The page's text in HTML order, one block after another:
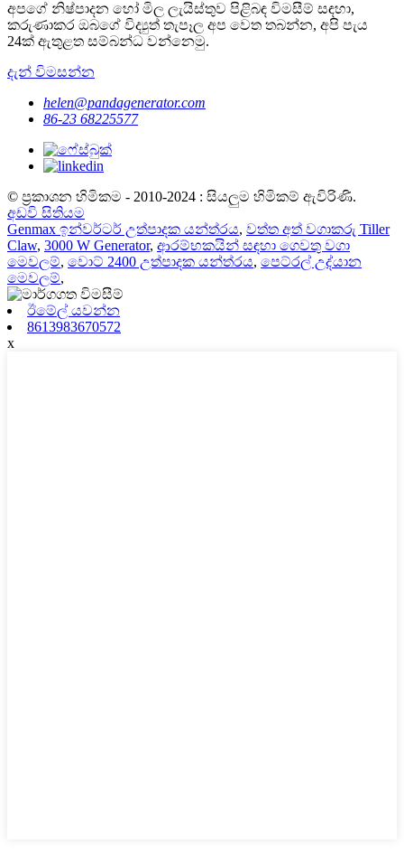
අපගේ නිෂ්පාදන හෝ මිල ලැයිස්තුව පිළිබඳ විමසීම් සඳහා,
කරුණාකර ඔබගේ විද්‍යුත් තැපෑල අප වෙත තබන්න, අපි පැය
24ක් ඇතුළත සම්බන්ධ වන්නෙමු.
දැන් විමසන්න
helen@pandagenerator.com
86-23 68225577
© ප්‍රකාශන හිමිකම - 2010-2024 : සියලුම හිමිකම් ඇවිරිණි.
අඩවි සිතියම
Genmax ඉන්වර්ටර් උත්පාදක යන්ත්රය, වත්ත අත් වගාකරු Tiller
Claw, 3000 W Generator, ආරම්භකයින් සඳහා ගෙවතු වගා
මෙවලම්, වොට් 2400 උත්පාදක යන්ත්රය, පෙට්රල් උද්යාන
මෙවලම්,
ඊමේල් යවන්න
8613983670572
x